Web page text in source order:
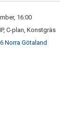
16:00
C-plan, Konstgräs
Norra Götaland